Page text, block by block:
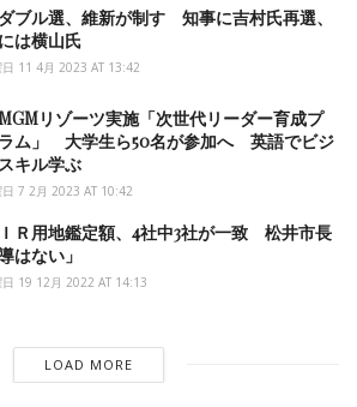
ブル選、維新が制す 知事に吉村氏再選、
は横山氏
日 11 4月 2023 AT 13:42
リゾーツ実施「次世代リーダー育成プ
ム」 大学生ら50名が参加へ 英語でビジ
キル学ぶ
日 7 2月 2023 AT 10:42
Ｒ用地鑑定額、4社中3社が一致 松井市長
はない」
日 19 12月 2022 AT 14:13
LOAD MORE